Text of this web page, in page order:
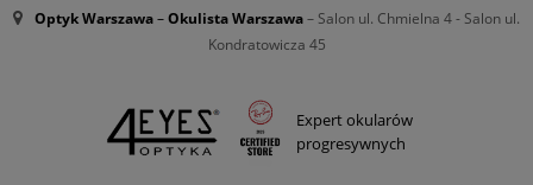
Optyk Warszawa–Okulista Warszawa– Salon ul. Chmielna 4 - Salon ul.
Kondratowicza 45
Expert okularów
progresywnych